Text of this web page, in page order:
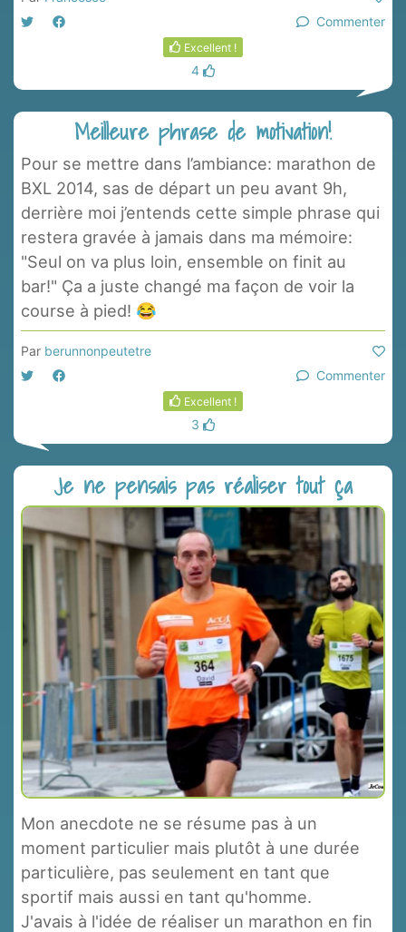
Commenter
Excellent !
4
Meilleure phrase de motivation!
Pour se mettre dans l’ambiance: marathon de
BXL 2014, sas de départ un peu avant 9h,
derrière moi j’entends cette simple phrase qui
restera gravée à jamais dans ma mémoire:
"Seul on va plus loin, ensemble on finit au
bar!" Ça a juste changé ma façon de voir la
course à pied! 😂
Par berunnonpeutetre
Commenter
Excellent !
3
Je ne pensais pas réaliser tout ça
Mon anecdote ne se résume pas à un
moment particulier mais plutôt à une durée
particulière, pas seulement en tant que
sportif mais aussi en tant qu'homme.
J'avais à l'idée de réaliser un marathon en fin